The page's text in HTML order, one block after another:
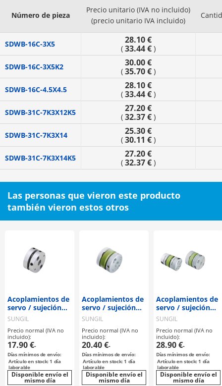
Número de pieza
Precio unitario (IVA no incluido)
(precio unitario IVA incluido)
SDWB-16C-3X5 28.10 €
( 33.44 € )
SDWB-16C-3X5K2 30.00 €
( 35.70 € )
SDWB-16C-4.5X4.5 28.10 €
( 33.44 € )
SDWB-31C-7K3X12K5 27.20 €
( 32.37 € )
SDWB-31C-7K3X14 25.30 €
( 30.11 € )
SDWB-31C-7K3X14K5 27.20 €
( 32.37 € )
Las personas que vieron este producto
también vieron estos otros
Acoplamientos de
servo / sujeción
por tornillo
prisionero,
chaveta / 1 disco:
acero / cuerpo:
aluminio / SHDS-
56 / SUNGIL
SUNGIL
Precio normal (IVA no
incluido):
17.90 €-
Días mínimos de envío:
Artículo en stock: 1 día
laborable
Disponible envío el
mismo día
Acoplamientos de
servo / sujeción
por tornillo
prisionero,
chaveta / 2 discos:
acero / cuerpo:
aluminio / SDWB /
SUNGIL
SUNGIL
Precio normal (IVA no
incluido):
20.40 €-
Días mínimos de envío:
Artículo en stock: 1 día
laborable
Disponible envío el
mismo día
Acoplamientos de
servo / sujeción
por cubo, chaveta
/ 2 discos: acero /
cuerpo: aluminio /
SDWC / SUNGIL
SUNGIL
Precio normal (IVA no
incluido):
28.90 €-
Días mínimos de envío:
Artículo en stock: 1 día
laborable
Disponible envío el
mismo día